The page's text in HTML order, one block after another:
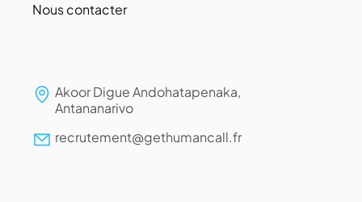
Nous contacter
Akoor Digue Andohatapenaka,
Antananarivo
recrutement@gethumancall.fr